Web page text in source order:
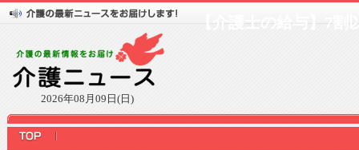
2026年08月09日(日)
【介護士の給与】7